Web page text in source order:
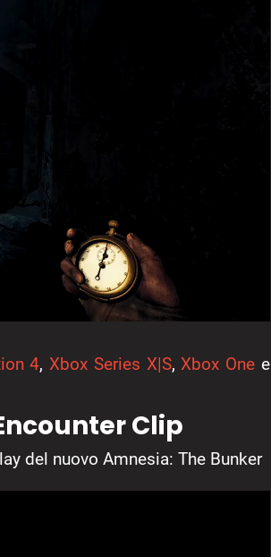
4,Xbox Series X|S,Xbox Onee
Clip
del nuovo Amnesia: The Bunker